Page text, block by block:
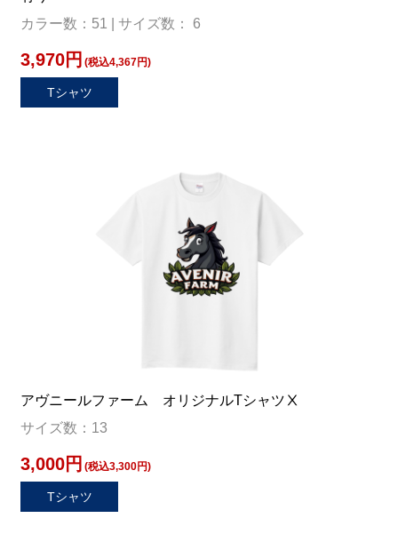
カラー数：51 | サイズ数： 6
3,970円 (税込4,367円)
Tシャツ
アヴニールファーム オリジナルTシャツⅩ
サイズ数：13
3,000円 (税込3,300円)
Tシャツ